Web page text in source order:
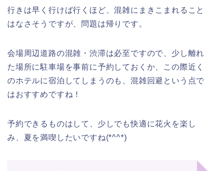
行きは早く行けば行くほど、混雑にまきこまれること
はなさそうですが、問題は帰りです。
会場周辺道路の混雑・渋滞は必至ですので、少し離れ
た場所に駐車場を事前に予約しておくか、この際近く
のホテルに宿泊してしまうのも、混雑回避という点で
はおすすめですね！
予約できるものはして、少しでも快適に花火を楽し
み、夏を満喫したいですね(*^^*)